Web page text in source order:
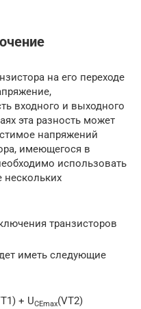
на его переходе
входного и выходного
эта разность может
напряжений
имеющегося в
использовать
нескольких
транзисторов
иметь следующие
+ UCEmax(VT2)